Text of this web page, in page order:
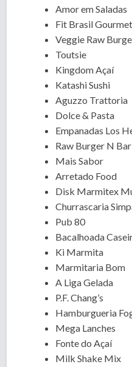
Amor em Saladas
Fit Brasil Gourmet
Veggie Raw
Toutsie
Kingdom Açaí
Katashi Sushi
Aguzzo Trattoria
Dolce & Pasta
Empanadas Los
Raw Burger N Bar
Mais Sabor
Arretado Food
Disk Marmitex
Churrascaria
Pub 80
Bacalhoada
Ki Marmita
Marmitaria Bom
A Liga Gelada
P.F. Chang’s
Hamburgueria
Mega Lanches
Fonte do Açaí
Milk Shake Mix